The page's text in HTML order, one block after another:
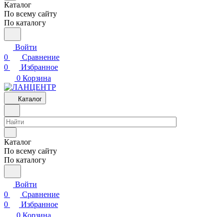
Каталог
По всему сайту
По каталогу
Войти
0
Сравнение
0
Избранное
0 Корзина
Каталог
Каталог
По всему сайту
По каталогу
Войти
0
Сравнение
0
Избранное
0 Корзина